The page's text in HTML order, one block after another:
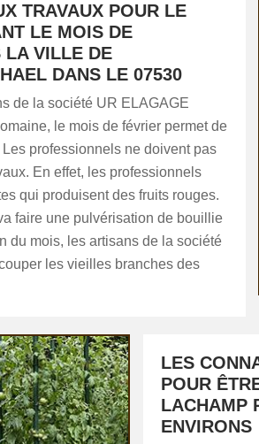
TRAVAUX POUR LE
LE MOIS DE
LA VILLE DE
DANS LE 07530
de la société UR ELAGAGE
le mois de février permet de
professionnels ne doivent pas
En effet, les professionnels
qui produisent des fruits rouges.
faire une pulvérisation de bouillie
du mois, les artisans de la société
les vieilles branches des
LES
POUR
LACHAMP
ENVIRONS